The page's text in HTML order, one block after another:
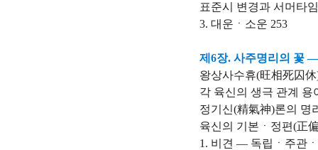
표준시 변경과 서머타
3. 대운ㆍ소운 253
제6장. 사주명리의 꽃
왕상사수휴(旺相死囚休
각 육신의 생극 관계 용
정기신(精氣神)론의 명
육신의 기본 ㆍ정편(正
1. 비견 ― 독립ㆍ주관